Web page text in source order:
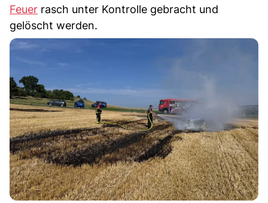
Feuer rasch unter Kontrolle gebracht und
gelöscht werden.